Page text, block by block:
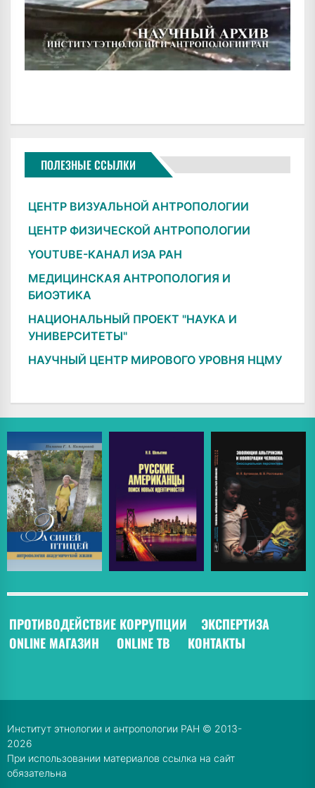
ПОЛЕЗНЫЕ ССЫЛКИ
ЦЕНТР ВИЗУАЛЬНОЙ АНТРОПОЛОГИИ
ЦЕНТР ФИЗИЧЕСКОЙ АНТРОПОЛОГИИ
YOUTUBE-КАНАЛ ИЭА РАН
МЕДИЦИНСКАЯ АНТРОПОЛОГИЯ И
БИОЭТИКА
НАЦИОНАЛЬНЫЙ ПРОЕКТ "НАУКА И
УНИВЕРСИТЕТЫ"
НАУЧНЫЙ ЦЕНТР МИРОВОГО УРОВНЯ НЦМУ
ПРОТИВОДЕЙСТВИЕ КОРРУПЦИИ ЭКСПЕРТИЗА
ONLINE МАГАЗИН
ONLINE ТВ КОНТАКТЫ
Институт этнологии и антропологии РАН © 2013-
2026
При использовании материалов ссылка на сайт
обязательна